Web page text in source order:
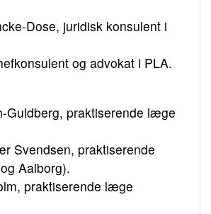
Dose, juridisk konsulent i
og advokat i PLA.
Guldberg, praktiserende læge
Svendsen, praktiserende
Aalborg).
praktiserende læge